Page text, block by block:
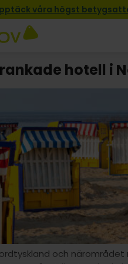
våra högst
och närområdet